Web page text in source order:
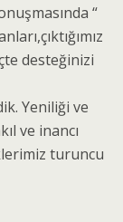
“
desteğinizi
Yeniliği ve
ve inancı
turuncu